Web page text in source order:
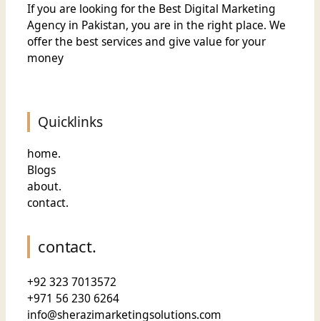
If you are looking for the Best Digital Marketing
Agency in Pakistan, you are in the right place. We
offer the best services and give value foryour
money
Quicklinks
home.
Blogs
about.
contact.
contact.
+92 323 7013572
+971 56 230 6264
info@sherazimarketingsolutions.com